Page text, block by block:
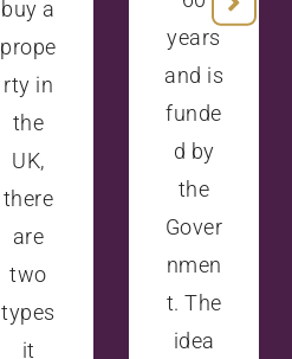
buy a
prope
rty in
the
UK,
there
are
two
types
it
years
and is
funde
d by
the
Gover
nmen
t. The
idea